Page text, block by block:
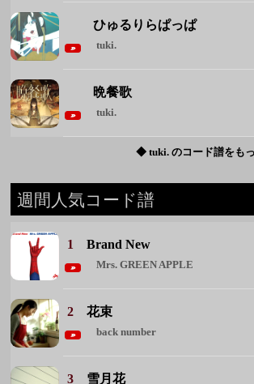
◆ tuki. のコード譜をも
1 Brand New
Mrs. GREEN APPLE
2花束
back number
3雪月花
4君が眩しいから僕は星が見え